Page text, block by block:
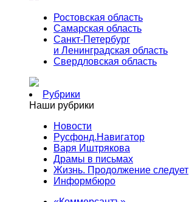
Ростовская область
Самарская область
Санкт-Петербург
и Ленинградская область
Свердловская область
Рубрики
Наши рубрики
Новости
Русфонд.Навигатор
Варя Иштрякова
Драмы в письмах
Жизнь. Продолжение следует
Информбюро